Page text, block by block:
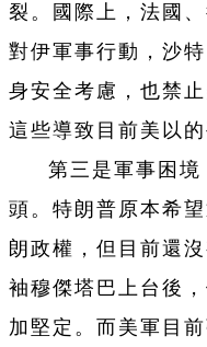
裂。國際上，法國
對伊軍事行動，沙
身安全考慮，也禁
這些導致目前美以的
第三是軍事困
頭。特朗普原本希
朗政權，但目前還
袖穆傑塔巴上台後
加堅定。而美軍目